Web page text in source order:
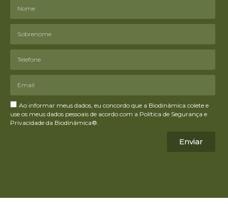
Ao informar meus dados, eu concordo que a Biodinâmica colete e
use os meus dados pessoais de acordo com a Política de Segurança e
Privacidade da Biodinâmica®.
Enviar